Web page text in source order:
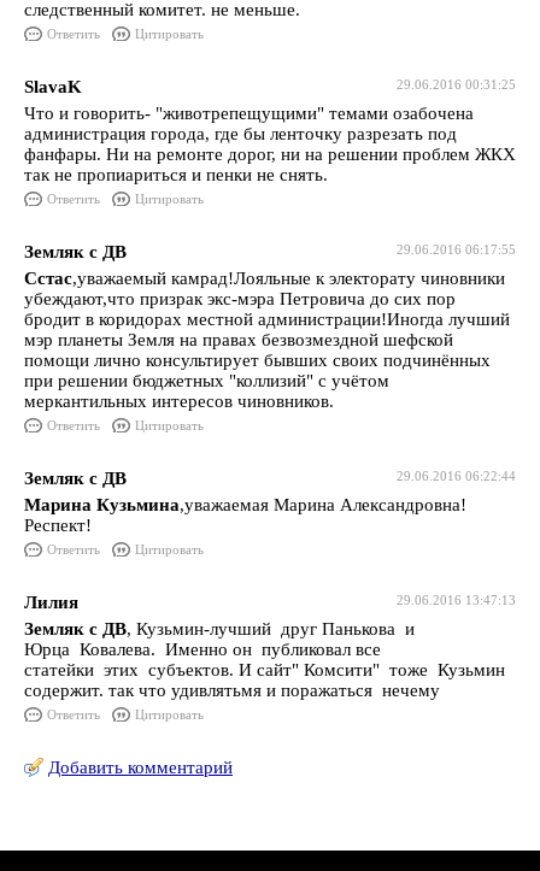
следственный комитет. не меньше.
Ответить Цитировать
29.06.2016 00:31:25
SlavaK
Что и говорить- "животрепещущими" темами озабочена
администрация города, где бы ленточку разрезать под
фанфары. Ни на ремонте дорог, ни на решении проблем ЖКХ
так не пропиариться и пенки не снять.
Ответить Цитировать
29.06.2016 06:17:55
Земляк с ДВ
Сстас,уважаемый камрад!Лояльные к электорату чиновники
убеждают,что призрак экс-мэра Петровича до сих пор
бродит в коридорах местной администрации!Иногда лучший
мэр планеты Земля на правах безвозмездной шефской
помощи лично консультирует бывших своих подчинённых
при решении бюджетных "коллизий" с учётом
меркантильных интересов чиновников.
Ответить Цитировать
29.06.2016 06:22:44
Земляк с ДВ
Марина Кузьмина,уважаемая Марина Александровна!
Респект!
Ответить Цитировать
29.06.2016 13:47:13
Лилия
Земляк с ДВ, Кузьмин-лучший друг Панькова и
Юрца Ковалева. Именно он публиковал все
статейки этих субъектов. И сайт" Комсити" тоже Кузьмин
содержит. так что удивлятьмя и поражаться нечему
Ответить Цитировать
Добавить комментарий